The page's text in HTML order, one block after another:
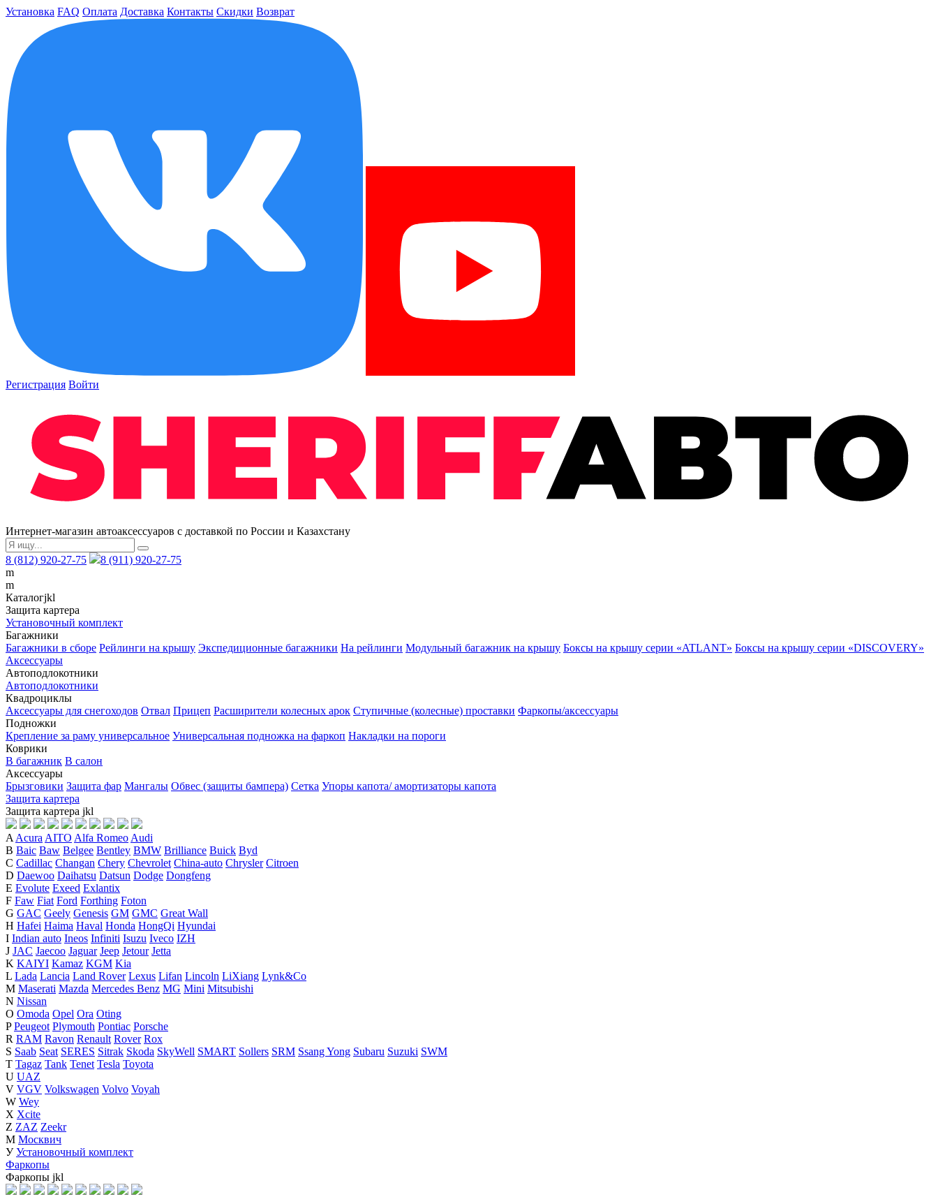
Установка FAQ Оплата Доставка Контакты Скидки Возврат
Регистрация Войти
Интернет-магазин автоаксессуаров с доставкой по России и Казахстану
8 (812) 920-27-75
8 (911) 920-27-75
m
m
Каталогjkl
Защита картера
Установочный комплект
Багажники
Багажники в сборе Рейлинги на крышу Экспедиционные багажники На рейлинги Модульный багажник на крышу Боксы на крышу серии «ATLANT» Боксы на крышу серии «DISCOVERY»
Аксессуары
Автоподлокотники
Автоподлокотники
Квадроциклы
Аксессуары для снегоходов Отвал Прицеп Расширители колесных арок Ступичные (колесные) проставки Фаркопы/аксессуары
Подножки
Крепление за раму универсальное Универсальная подножка на фаркоп Накладки на пороги
Коврики
В багажник В салон
Аксессуары
Брызговики Защита фар Мангалы Обвес (защиты бампера) Сетка Упоры капота/ амортизаторы капота
Защита картера
Защита картера jkl
AAcuraAITO Alfa RomeoAudi
B Baic Baw Belgee Bentley BMW Brilliance Buick Byd
C Cadillac Changan Chery Chevrolet China-auto Chrysler Citroen
D Daewoo Daihatsu Datsun Dodge Dongfeng
E Evolute Exeed Exlantix
F Faw Fiat Ford Forthing Foton
G GAC Geely Genesis GM GMC Great Wall
H Hafei Haima Haval Honda HongQi Hyundai
I Indian auto Ineos Infiniti Isuzu Iveco IZH
J JAC Jaecoo Jaguar Jeep Jetour Jetta
K KAIYI Kamaz KGM Kia
L Lada Lancia Land Rover Lexus Lifan Lincoln LiXiang Lynk&Co
M Maserati Mazda Mercedes Benz MG Mini Mitsubishi
N Nissan
O Omoda Opel Ora Oting
P Peugeot Plymouth Pontiac Porsche
R RAM Ravon Renault Rover Rox
S Saab Seat SERES Sitrak Skoda SkyWell SMART Sollers SRM Ssang Yong Subaru Suzuki SWM
T Tagaz Tank Tenet Tesla Toyota
U UAZ
V VGV Volkswagen Volvo Voyah
W Wey
X Xcite
Z ZAZ Zeekr
М Москвич
У Установочный комплект
Фаркопы
Фаркопы jkl